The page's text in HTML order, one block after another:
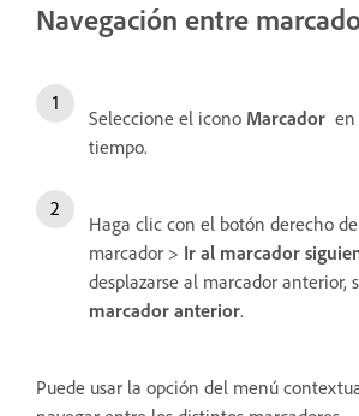
Navegación entre
Seleccione el icono Marcador
tiempo.
Haga clic con el botón derecho
marcador > Ir al marcador
desplazarse al marcador anterior,
marcador anterior.
Puede usar la opción del menú